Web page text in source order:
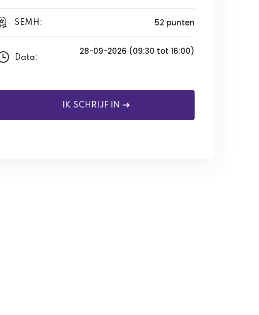
SEMH: 52 punten
Data:
28-09-2026 (09:30 tot 16:00)
IK SCHRIJF IN